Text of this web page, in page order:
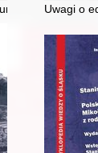
poligonuUwagi o